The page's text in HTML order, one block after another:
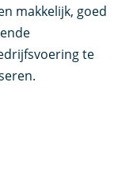
makkelijk, goed
te